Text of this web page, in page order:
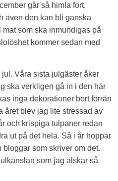
går så himla fort.
även den kan bli ganska
som ska inmundigas på
kommer sedan med
jul. Våra sista julgäster åker
ska verkligen gå in i den här
inga dekorationer bort förrän
året blev jag lite stressad av
och krispiga tulpaner redan
ut på det hela. Så i år hoppar
som skriver om det.
som jag älskar så